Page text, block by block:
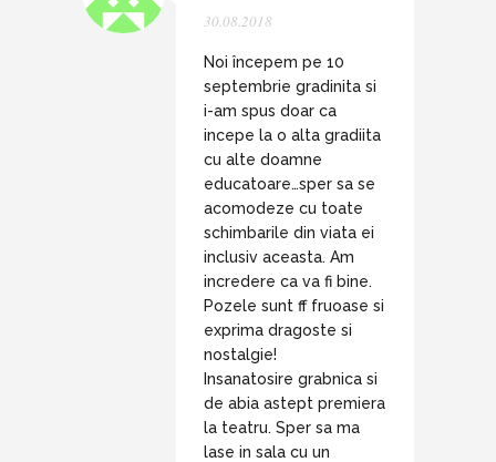
30.08.2018
Noi începem pe 10
septembrie gradinita si
i-am spus doar ca
incepe la o alta gradiita
cu alte doamne
educatoare…sper sa se
acomodeze cu toate
schimbarile din viata ei
inclusiv aceasta. Am
incredere ca va fi bine.
Pozele sunt ff fruoase si
exprima dragoste si
nostalgie!
Insanatosire grabnica si
de abia astept premiera
la teatru. Sper sa ma
lase in sala cu un